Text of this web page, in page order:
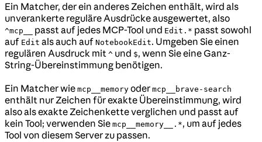
Ein Matcher, der ein anderes Zeichen enthält, wird als
unverankerte reguläre Ausdrücke ausgewertet, also
^mcp__ passt auf jedes MCP-Tool und Edit.* passt sowohl
auf Edit als auch auf NotebookEdit. Umgeben Sie einen
regulären Ausdruck mit ^ und $, wenn Sie eine Ganz-
String-Übereinstimmung benötigen.
Ein Matcher wie mcp__memory oder mcp__brave-search
enthält nur Zeichen für exakte Übereinstimmung, wird
also als exakte Zeichenkette verglichen und passt auf
kein Tool; verwenden Sie mcp__memory__.*, um auf jedes
Tool von diesem Server zu passen.